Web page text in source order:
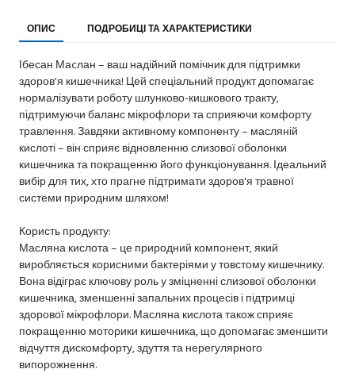
ОПИС ПОДРОБИЦІ ТА ХАРАКТЕРИСТИКИ
Ібесан Маcлан – ваш надійний помічник для підтримки
здоров'я кишечника! Цей спеціальний продукт допомагає
нормалізувати роботу шлунково-кишкового тракту,
підтримуючи баланс мікрофлори та сприяючи комфорту
травлення. Завдяки активному компоненту – масляній
кислоті – він сприяє відновленню слизової оболонки
кишечника та покращенню його функціонування. Ідеальний
вибір для тих, хто прагне підтримати здоров'я травної
системи природним шляхом!
Користь продукту:
Масляна кислота – це природний компонент, який
виробляється корисними бактеріями у товстому кишечнику.
Вона відіграє ключову роль у зміцненні слизової оболонки
кишечника, зменшенні запальних процесів і підтримці
здорової мікрофлори. Масляна кислота також сприяє
покращенню моторики кишечника, що допомагає зменшити
відчуття дискомфорту, здуття та нерегулярного
випорожнення.